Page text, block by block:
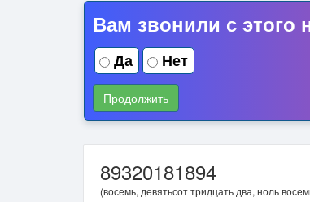
Вам звонили с этого
Да Нет
Продолжить
89320181894
(восемь, девятьсот тридцать два, ноль